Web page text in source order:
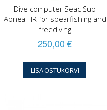
Dive computer Seac Sub
Apnea HR for spearfishing and
freediving
250,00 €
LISA OSTUKORVI